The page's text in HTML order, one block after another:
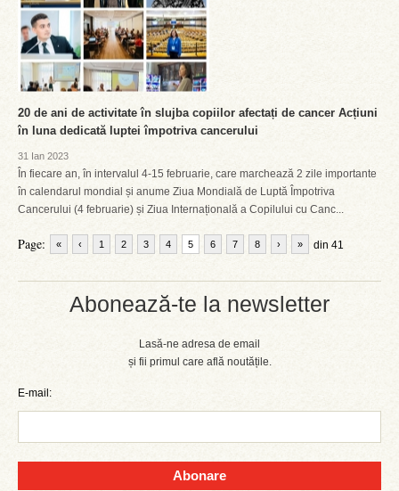
Abonează-te la newsletter
Lasă-ne adresa de email
și fii primul care află noutățile.
E-mail:
Abonare
20 de ani de activitate în slujba copiilor afectați de cancer Acțiuni
în luna dedicată luptei împotriva cancerului
31 Ian 2023
În fiecare an, în intervalul 4-15 februarie, care marchează 2 zile importante
în calendarul mondial și anume Ziua Mondială de Luptă Împotriva
Cancerului (4 februarie) și Ziua Internațională a Copilului cu Canc...
Page: « ‹ 1 2 3 4 5 6 7 8 din 41
› »